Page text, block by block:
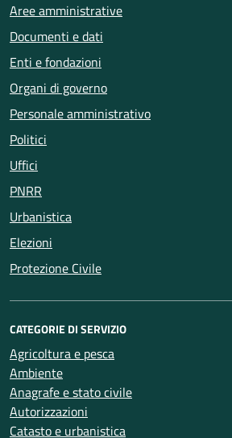
Aree amministrative
Documenti e dati
Enti e fondazioni
Organi di governo
Personale amministrativo
Politici
Uffici
PNRR
Urbanistica
Elezioni
Protezione Civile
CATEGORIE DI SERVIZIO
Agricoltura e pesca
Ambiente
Anagrafe e stato civile
Autorizzazioni
Catasto e urbanistica